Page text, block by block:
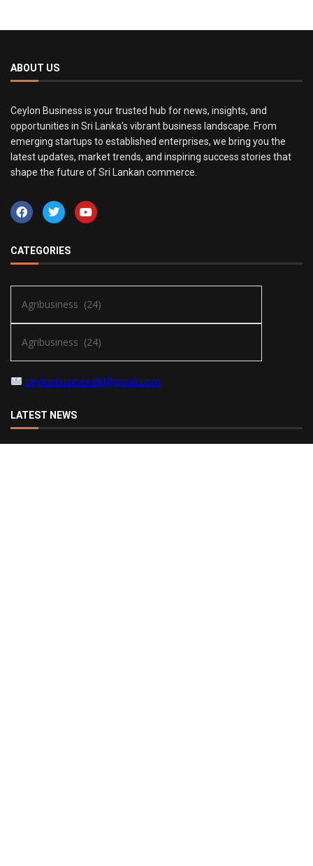
ABOUT US
Ceylon Business is your trusted hub for news, insights, and
opportunities in Sri Lanka’s vibrant business landscape. From
emerging startups to established enterprises, we bring you the
latest updates, market trends, and inspiring success stories that
shape the future of Sri Lankan commerce.
CATEGORIES
ceylonbusinesslk@gmail.com
LATEST NEWS